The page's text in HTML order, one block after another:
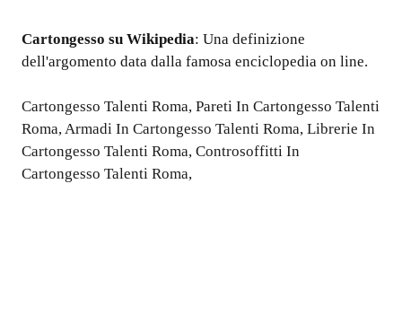
Cartongesso su Wikipedia: Una definizione
dell'argomento data dalla famosa enciclopedia on line.
Cartongesso Talenti Roma, Pareti In Cartongesso Talenti
Roma,Armadi In Cartongesso Talenti Roma, Librerie In
Cartongesso Talenti Roma, Controsoffitti In
Cartongesso Talenti Roma,